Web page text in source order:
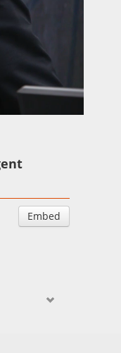
Embed